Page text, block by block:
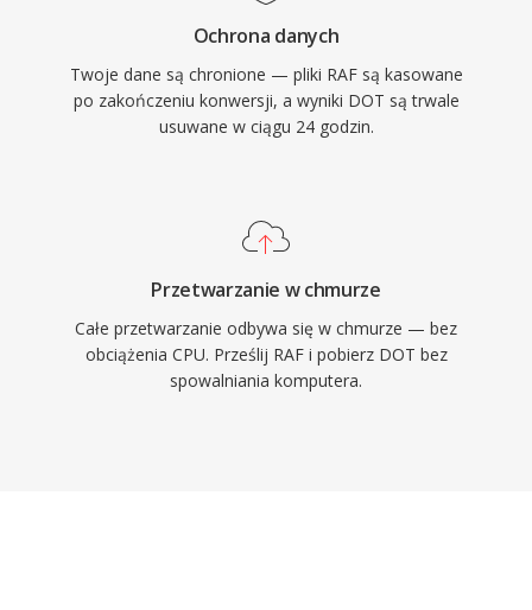
Ochrona danych
Twoje dane są chronione — pliki RAF są kasowane
po zakończeniu konwersji, a wyniki DOT są trwale
usuwane w ciągu 24 godzin.
Przetwarzanie w chmurze
Całe przetwarzanie odbywa się w chmurze — bez
obciążenia CPU. Prześlij RAF i pobierz DOT bez
spowalniania komputera.